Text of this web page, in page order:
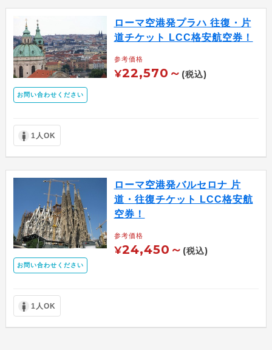
お問い合わせください
ローマ空港発プラハ 往復・片
道チケット LCC格安航空券！
参考価格
¥22,570～ (税込)
1人OK
お問い合わせください
ローマ空港発バルセロナ 片
道・往復チケット LCC格安航
空券！
参考価格
¥24,450～ (税込)
1人OK